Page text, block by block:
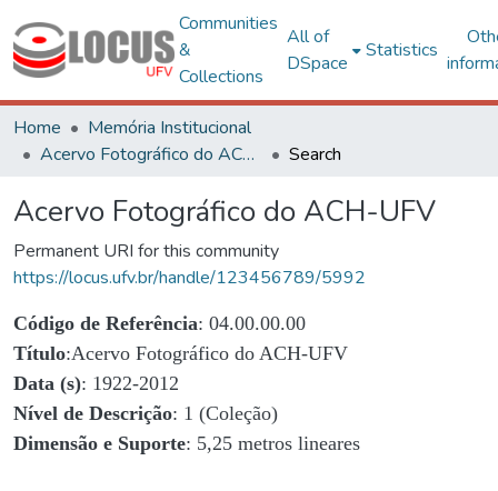
Communities
&
Collections
All of
DSpace
Statistics
Home
Memória Institucional
Acervo Fotográfico do ACH-UFV
Search
Acervo Fotográfico do ACH-UFV
Permanent URI for this community
https://locus.ufv.br/handle/123456789/5992
Código de Referência: 04.00.00.00
Título:Acervo Fotográfico do ACH-UFV
Data (s): 1922-2012
Nível de Descrição: 1 (Coleção)
Dimensão e Suporte: 5,25 metros lineares